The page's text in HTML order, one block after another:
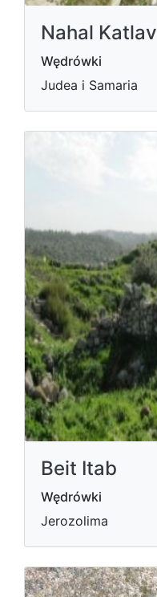
Nahal Katlav
Wędrówki
Judea i Samaria
Beit Itab
Wędrówki
Jerozolima